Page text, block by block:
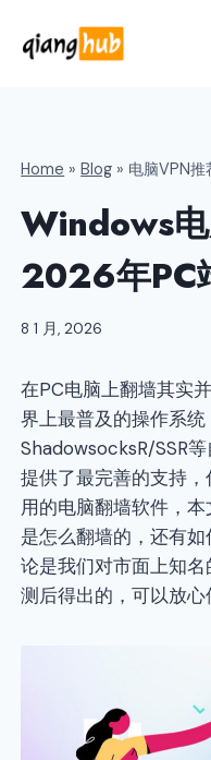
Home »Blog » 电脑VPN推
Windows电
2026年PC
8 1 月, 2026
在PC电脑上翻墙其实
界上最普及的操作系
ShadowsocksR/SSR
提供了最完善的支持
用的电脑翻墙软件，
是怎么翻墙的，还有
论是我们对市面上知
测后得出的，可以放心